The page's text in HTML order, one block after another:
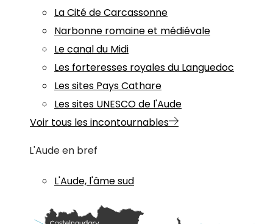
La Cité de Carcassonne
Narbonne romaine et médiévale
Le canal du Midi
Les forteresses royales du Languedoc
Les sites Pays Cathare
Les sites UNESCO de l'Aude
Voir tous les incontournables
L'Aude en bref
L'Aude, l'âme sud